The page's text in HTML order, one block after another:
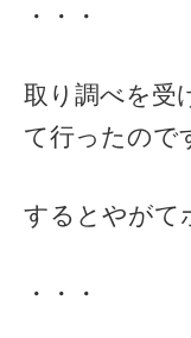
・・・
取り調べを受
て行ったので
するとやがて
・・・